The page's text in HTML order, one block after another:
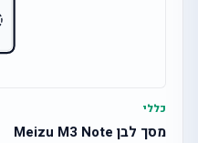
כללי
מסך לבן Meizu M3 Note